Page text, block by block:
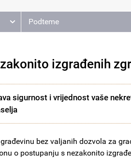
Podteme
izgrađenih
sigurnost i vrijednost vaše
bez valjanih dozvola za
o postupanju s nezakonito